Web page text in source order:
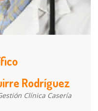
Rodríguez
Clínica Casería